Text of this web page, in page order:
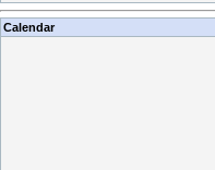
Calendar